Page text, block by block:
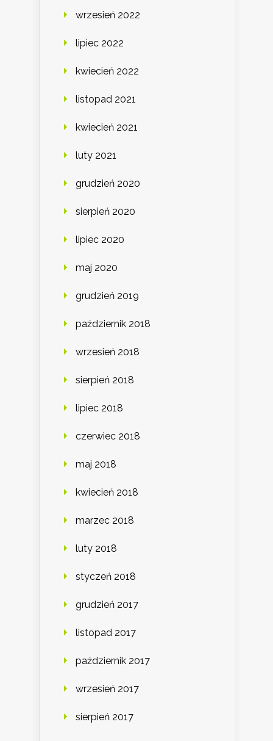
wrzesień 2022
lipiec 2022
kwiecień 2022
listopad 2021
kwiecień 2021
luty 2021
grudzień 2020
sierpień 2020
lipiec 2020
maj 2020
grudzień 2019
październik 2018
wrzesień 2018
sierpień 2018
lipiec 2018
czerwiec 2018
maj 2018
kwiecień 2018
marzec 2018
luty 2018
styczeń 2018
grudzień 2017
listopad 2017
październik 2017
wrzesień 2017
sierpień 2017